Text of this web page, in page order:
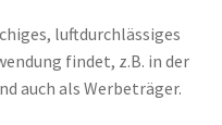
luftdurchlässiges
findet, z.B. in der
auch als Werbeträger.